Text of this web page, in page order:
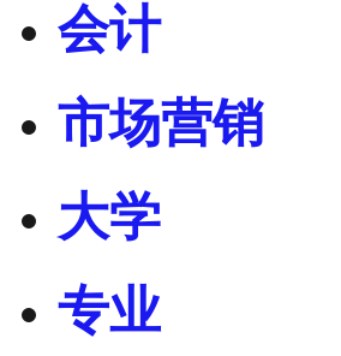
会计
市场营销
大学
专业